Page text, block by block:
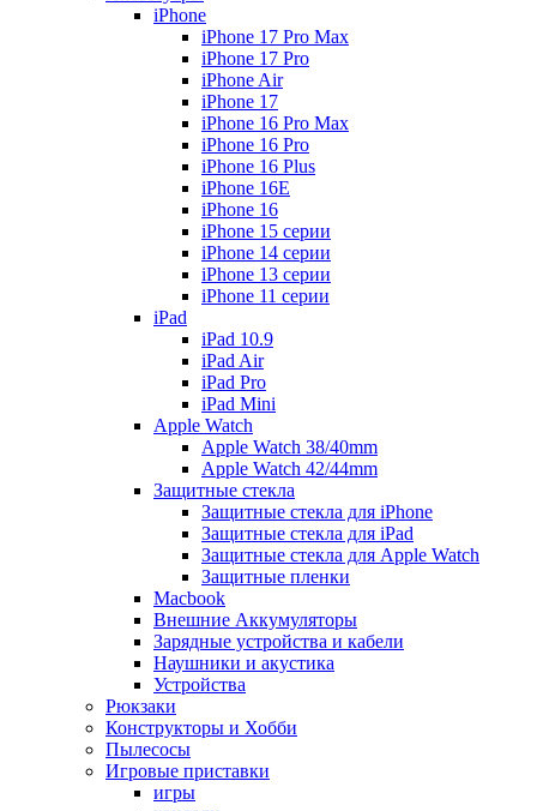
iPhone
iPhone 17 Pro Max
iPhone 17 Pro
iPhone Air
iPhone 17
iPhone 16 Pro Max
iPhone 16 Pro
iPhone 16 Plus
iPhone 16E
iPhone 16
iPhone 15 серии
iPhone 14 серии
iPhone 13 серии
iPhone 11 серии
iPad
iPad 10.9
iPad Air
iPad Pro
iPad Mini
Apple Watch
Apple Watch 38/40mm
Apple Watch 42/44mm
Защитные стекла
Защитные стекла для iPhone
Защитные стекла для iPad
Защитные стекла для Apple Watch
Защитные пленки
Macbook
Внешние Аккумуляторы
Зарядные устройства и кабели
Наушники и акустика
Устройства
Рюкзаки
Конструкторы и Хобби
Пылесосы
Игровые приставки
игры